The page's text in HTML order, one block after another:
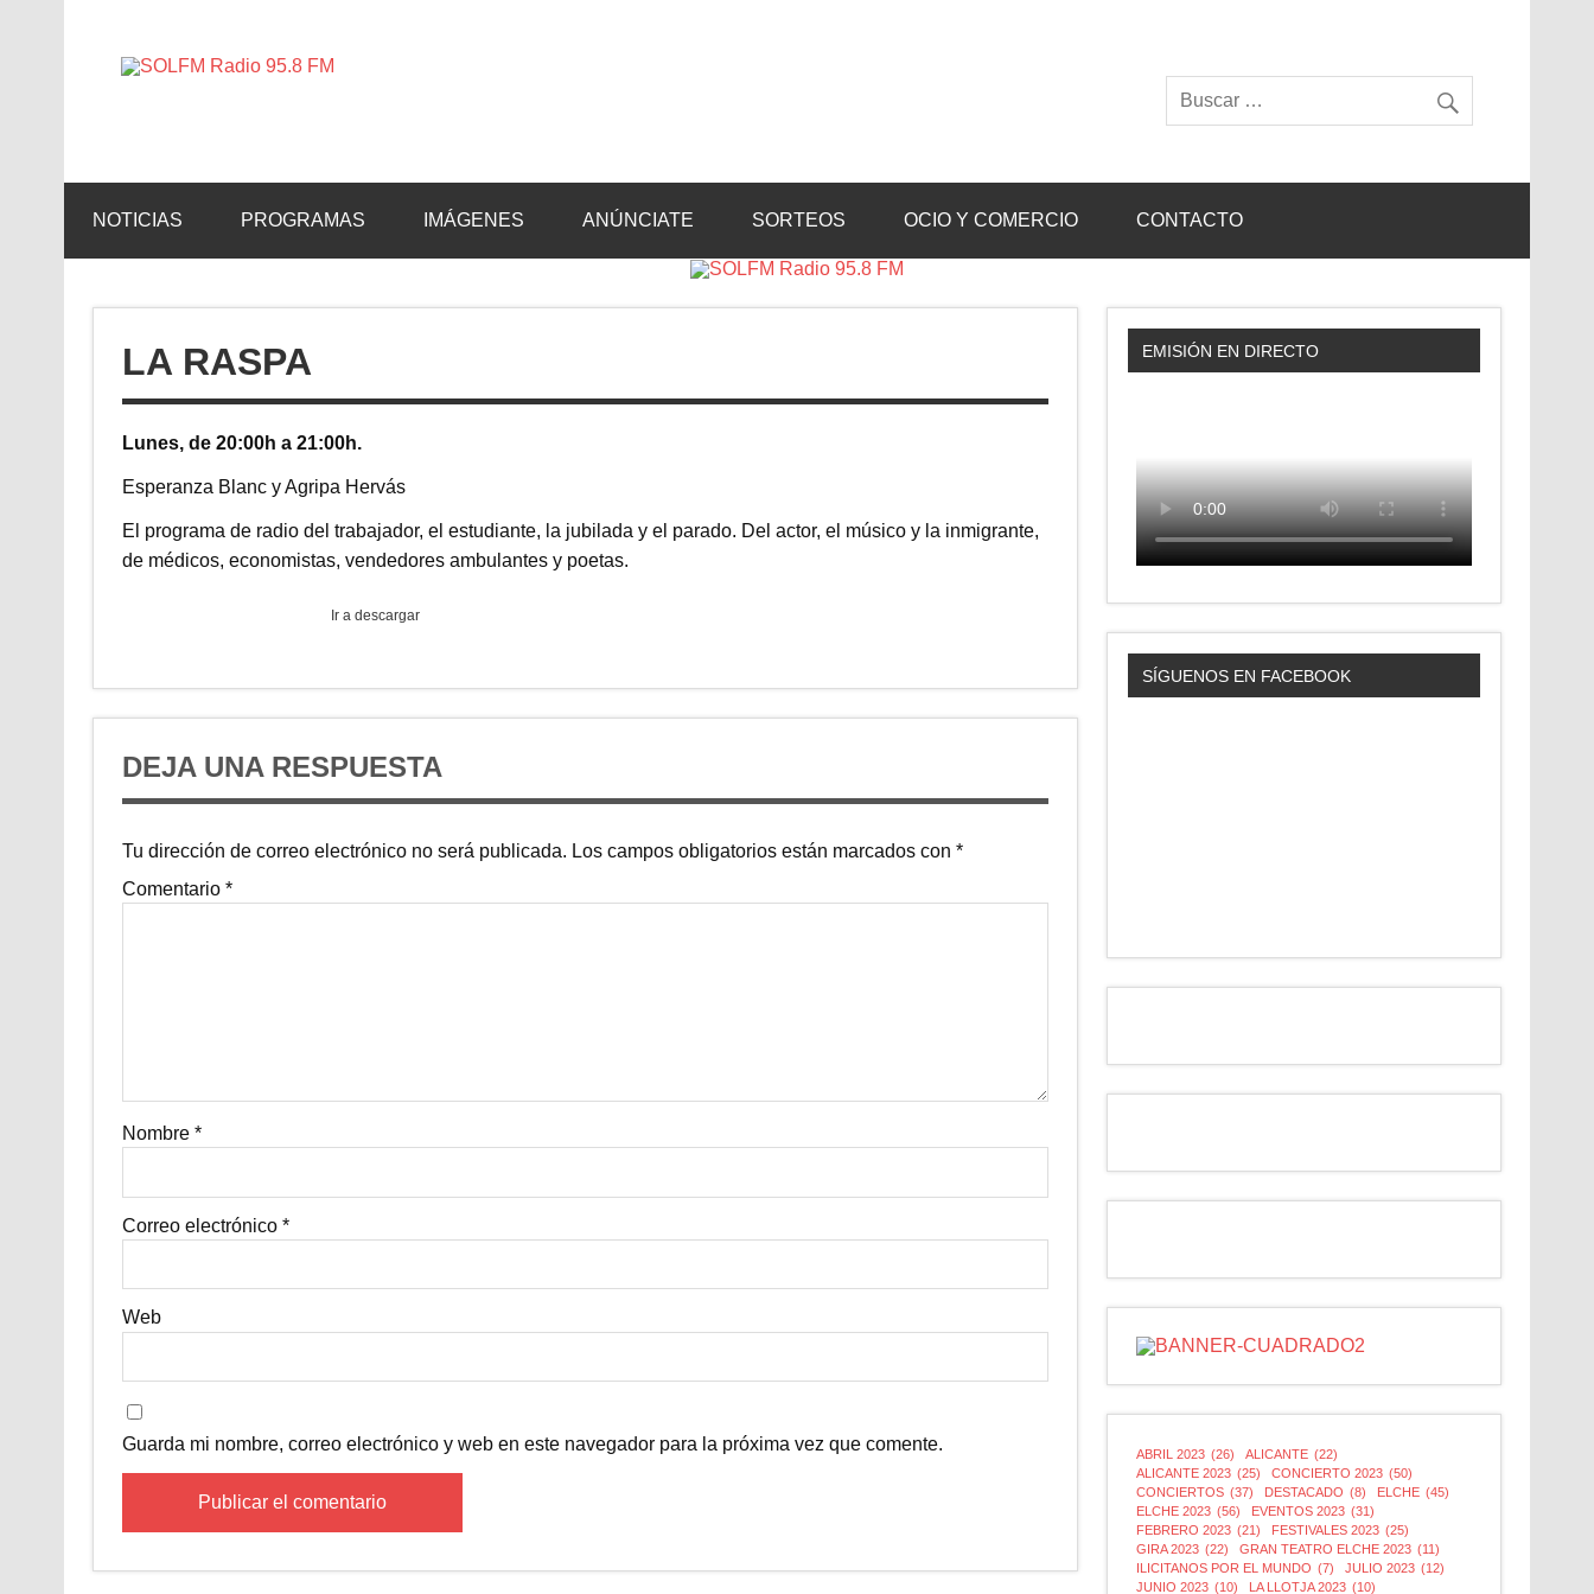
NOTICIAS PROGRAMAS IMÁGENES ANÚNCIATE SORTEOS OCIO Y COMERCIO CONTACTO
LA RASPA
Lunes, de 20:00h a 21:00h.
Esperanza Blanc y Agripa Hervás
El programa de radio del trabajador, el estudiante, la jubilada y el parado. Del actor, el músico y la inmigrante,
de médicos, economistas, vendedores ambulantes y poetas.
Ir a descargar
DEJA UNA RESPUESTA
Tu dirección de correo electrónico no será publicada. Los campos obligatorios están marcados con *
Comentario *
Nombre *
Correo electrónico *
Web
Guarda mi nombre, correo electrónico y web en este navegador para la próxima vez que comente.
EMISIÓN EN DIRECTO
SÍGUENOS EN FACEBOOK
ABRIL 2023 (26) ALICANTE (22)
ALICANTE 2023 (25) CONCIERTO 2023 (50)
CONCIERTOS (37) DESTACADO (8) ELCHE (45)
ELCHE 2023 (56) EVENTOS 2023 (31)
FEBRERO 2023 (21) FESTIVALES 2023 (25)
GIRA 2023 (22) GRAN TEATRO ELCHE 2023 (11)
ILICITANOS POR EL MUNDO (7) JULIO 2023 (12)
JUNIO 2023 (10) LA LLOTJA 2023 (10)